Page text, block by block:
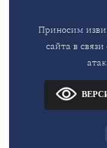
Приносим
сайта в